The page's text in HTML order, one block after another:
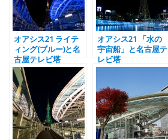
オアシス21 ライテ
ィング(ブルー)と名
古屋テレビ塔
オアシス21 「水の
宇宙船」と名古屋テ
レビ塔